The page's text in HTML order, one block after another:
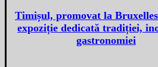
Timișul, promovat la
expoziție dedicată tradiției,
gastronomiei